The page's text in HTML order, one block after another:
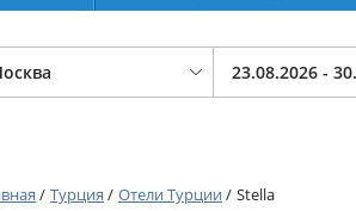
/ Турция / Отели Турции/ Stella